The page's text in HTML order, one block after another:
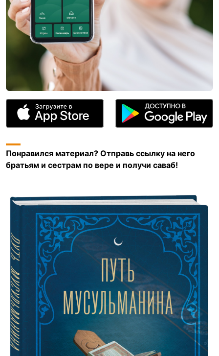
Понравился материал? Отправь ссылку на него
братьям и сестрам по вере и получи саваб!